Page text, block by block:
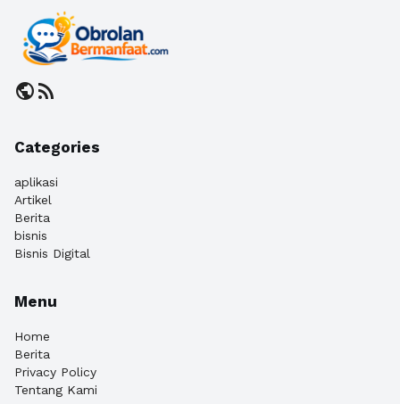
publicrss_feed
Categories
aplikasi
Artikel
Berita
bisnis
Bisnis Digital
Menu
Home
Berita
Privacy Policy
Tentang Kami